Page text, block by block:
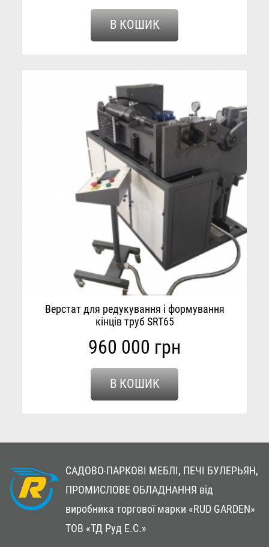
В КОШИК
Верстат для редукування і формування
кінців труб SRT65
960 000 грн
В КОШИК
САДОВО-ПАРКОВІ МЕБЛІ, ПЕЧІ БУЛЕРЬЯН,
ПРОМИСЛОВЕ ОБЛАДНАННЯ від
виробника торгової марки «RUD GARDEN»
ТОВ «ТД Руд Е.С.»